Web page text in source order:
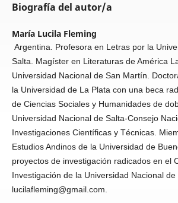
Biografía del autor/a
María Lucila Fleming
Argentina. Profesora en Letras por la
Salta. Magíster en Literaturas de América
Universidad Nacional de San Martín.
la Universidad de La Plata con una beca
de Ciencias Sociales y Humanidades de
Universidad Nacional de Salta-Consejo
Investigaciones Científicas y Técnicas.
Estudios Andinos de la Universidad de
proyectos de investigación radicados en el
Investigación de la Universidad Nacional de
lucilafleming@gmail.com.